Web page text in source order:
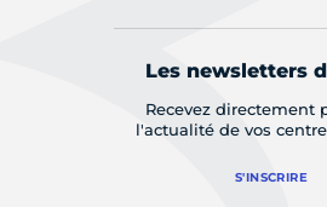
Les newsletters
Recevez directement
l'actualité de vos
S'INSCRIRE